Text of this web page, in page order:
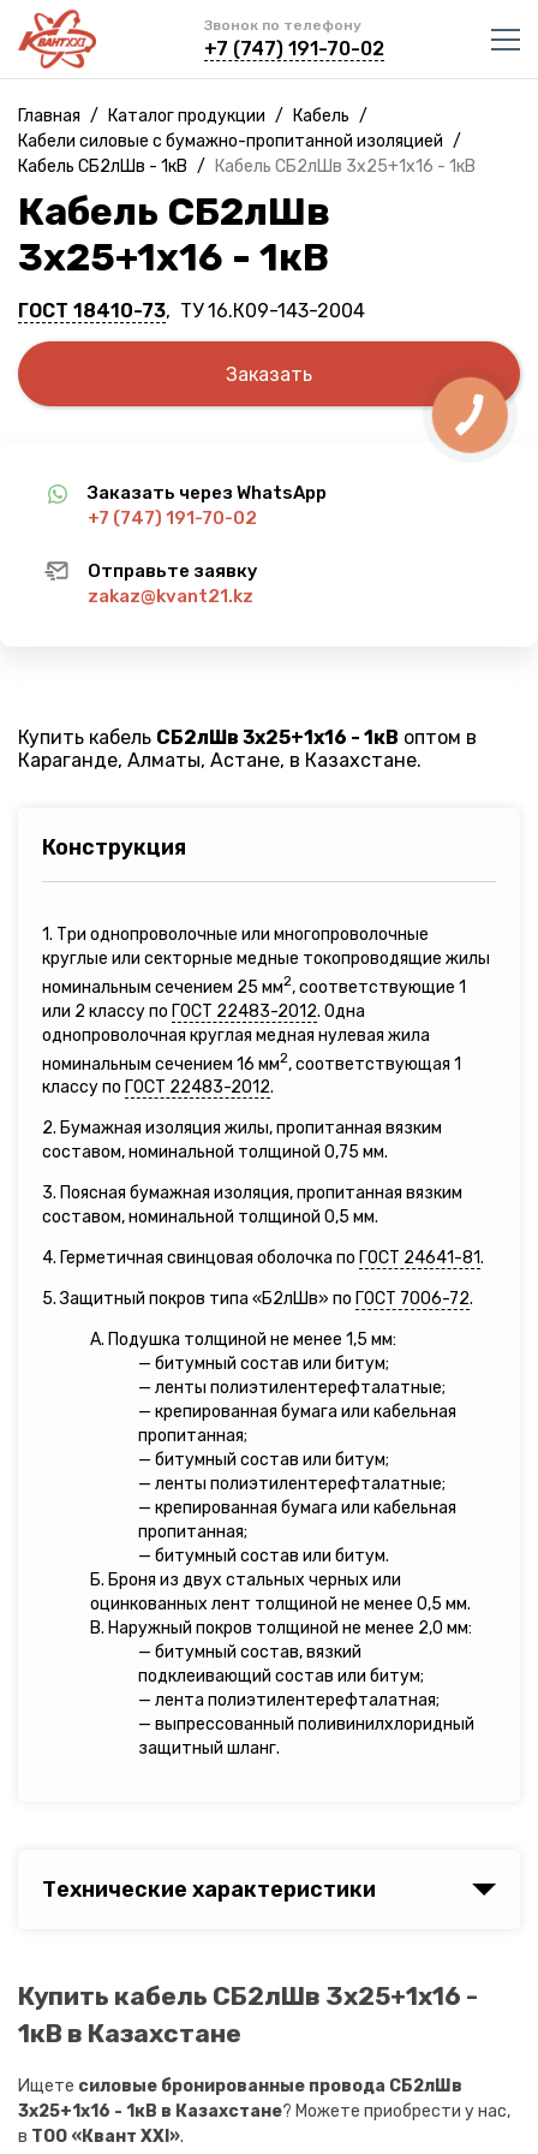
Звонок по телефону
+7 (747) 191-70-02
Главная / Каталог продукции / Кабель /
Кабели силовые с бумажно-пропитанной изоляцией /
Кабель СБ2лШв - 1кВ / Кабель СБ2лШв 3х25+1х16 - 1кВ
Кабель СБ2лШв
3х25+1х16 - 1кВ
ГОСТ 18410-73, ТУ 16.К09-143-2004
Заказать
Заказать через WhatsApp
+7 (747) 191-70-02
Отправьте заявку
zakaz@kvant21.kz
Купить кабель СБ2лШв 3х25+1х16 - 1кВ оптом в
Караганде, Алматы, Астане, в Казахстане.
Конструкция
1. Три однопроволочные или многопроволочные
круглые или секторные медные токопроводящие жилы
номинальным сечением 25 мм2, соответствующие 1
или 2 классу по ГОСТ 22483-2012. Одна
однопроволочная круглая медная нулевая жила
номинальным сечением 16 мм2, соответствующая 1
классу по ГОСТ 22483-2012.
2. Бумажная изоляция жилы, пропитанная вязким
составом, номинальной толщиной 0,75 мм.
3. Поясная бумажная изоляция, пропитанная вязким
составом, номинальной толщиной 0,5 мм.
4. Герметичная свинцовая оболочка по ГОСТ 24641-81.
5. Защитный покров типа «Б2лШв» по ГОСТ 7006-72.
А. Подушка толщиной не менее 1,5 мм:
— битумный состав или битум;
— ленты полиэтилентерефталатные;
— крепированная бумага или кабельная
пропитанная;
— битумный состав или битум;
— ленты полиэтилентерефталатные;
— крепированная бумага или кабельная
пропитанная;
— битумный состав или битум.
Б. Броня из двух стальных черных или
оцинкованных лент толщиной не менее 0,5 мм.
В. Наружный покров толщиной не менее 2,0 мм:
— битумный состав, вязкий
подклеивающий состав или битум;
— лента полиэтилентерефталатная;
— выпрессованный поливинилхлоридный
защитный шланг.
Технические характеристики
Купить кабель СБ2лШв 3х25+1х16 -
1кВ в Казахстане
Ищете силовые бронированные провода СБ2лШв
3х25+1х16 - 1кВ в Казахстане? Можете приобрести у нас,
в ТОО «Квант XXI».